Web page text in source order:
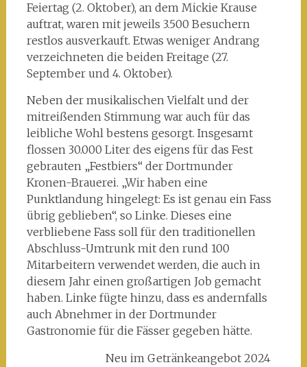
Feiertag (2. Oktober), an dem Mickie Krause
auftrat, waren mit jeweils 3.500 Besuchern
restlos ausverkauft. Etwas weniger Andrang
verzeichneten die beiden Freitage (27.
September und 4. Oktober).
Neben der musikalischen Vielfalt und der
mitreißenden Stimmung war auch für das
leibliche Wohl bestens gesorgt. Insgesamt
flossen 30.000 Liter des eigens für das Fest
gebrauten „Festbiers“ der Dortmunder
Kronen-Brauerei. „Wir haben eine
Punktlandung hingelegt: Es ist genau ein Fass
übrig geblieben“, so Linke. Dieses eine
verbliebene Fass soll für den traditionellen
Abschluss-Umtrunk mit den rund 100
Mitarbeitern verwendet werden, die auch in
diesem Jahr einen großartigen Job gemacht
haben. Linke fügte hinzu, dass es andernfalls
auch Abnehmer in der Dortmunder
Gastronomie für die Fässer gegeben hätte.
Neu im Getränkeangebot 2024